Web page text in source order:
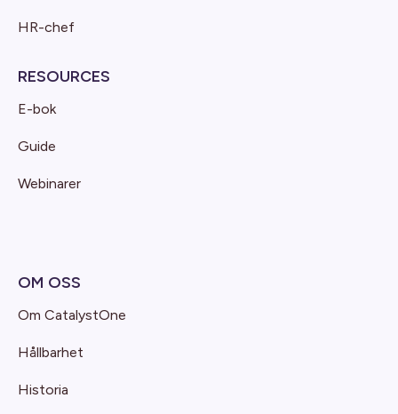
HR-chef
RESOURCES
E-bok
Guide
Webinarer
OM OSS
Om CatalystOne
Hållbarhet
Historia